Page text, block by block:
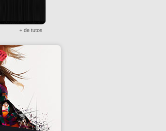
+ de tutos